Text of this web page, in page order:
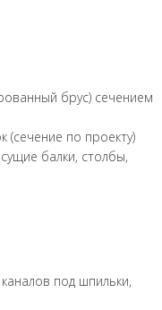
брус) сечением
(сечение по проекту)
балки, столбы,
под шпильки,